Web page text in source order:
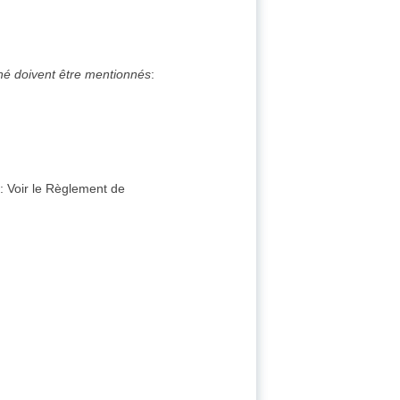
doivent être mentionnés:
:Voir le Règlement de